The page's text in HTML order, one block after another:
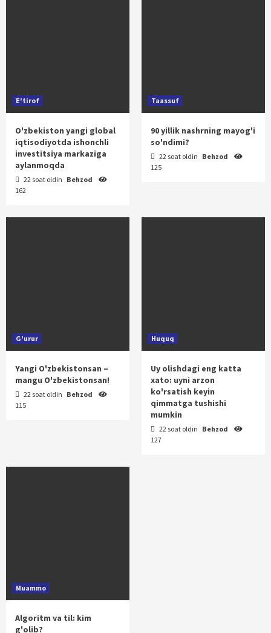
E'tirof
O'zbekiston yangi global
iqtisodiyotda ishonchli
investitsiya markaziga
aylanmoqda
22 soat oldin Behzod
162
Taassuf
90 yillik nashrning mayog'i
so'ndimi?
22 soat oldin Behzod
125
G'urur
Yangi O'zbekistonsan –
mangu O'zbekistonsan!
22 soat oldin Behzod
115
Huquq
Uy olishdagi eng katta
xato: uyni arzon
ko'rsatish keyin
qimmatga tushishi
mumkin
22 soat oldin Behzod
127
Muammo
Algoritm va til: kim
g'olib?